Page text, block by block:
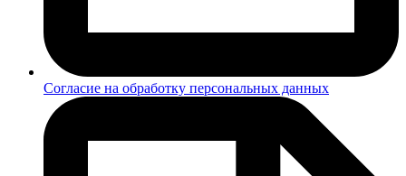
Согласие на обработку персональных данных